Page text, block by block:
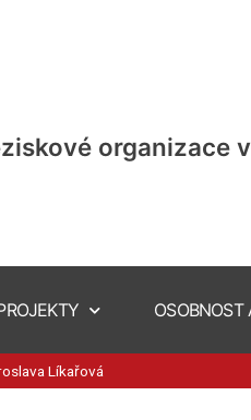
organizace v
Líkařová